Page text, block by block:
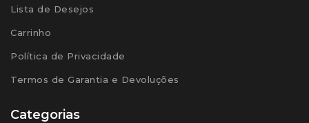
Lista de Desejos
Carrinho
Política de Privacidade
Termos de Garantia e Devoluções
Categorias